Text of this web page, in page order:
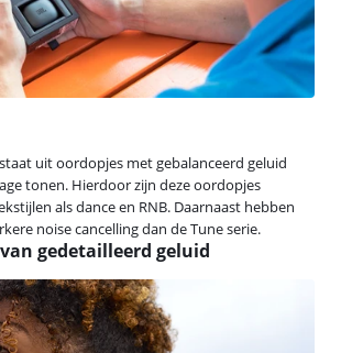
uit oordopjes met gebalanceerd geluid
tonen. Hierdoor zijn deze oordopjes
als dance en RNB. Daarnaast hebben
noise cancelling dan de Tune serie.
gedetailleerd geluid